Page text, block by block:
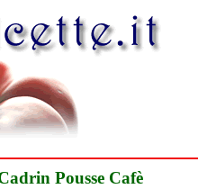
Pousse Cafè